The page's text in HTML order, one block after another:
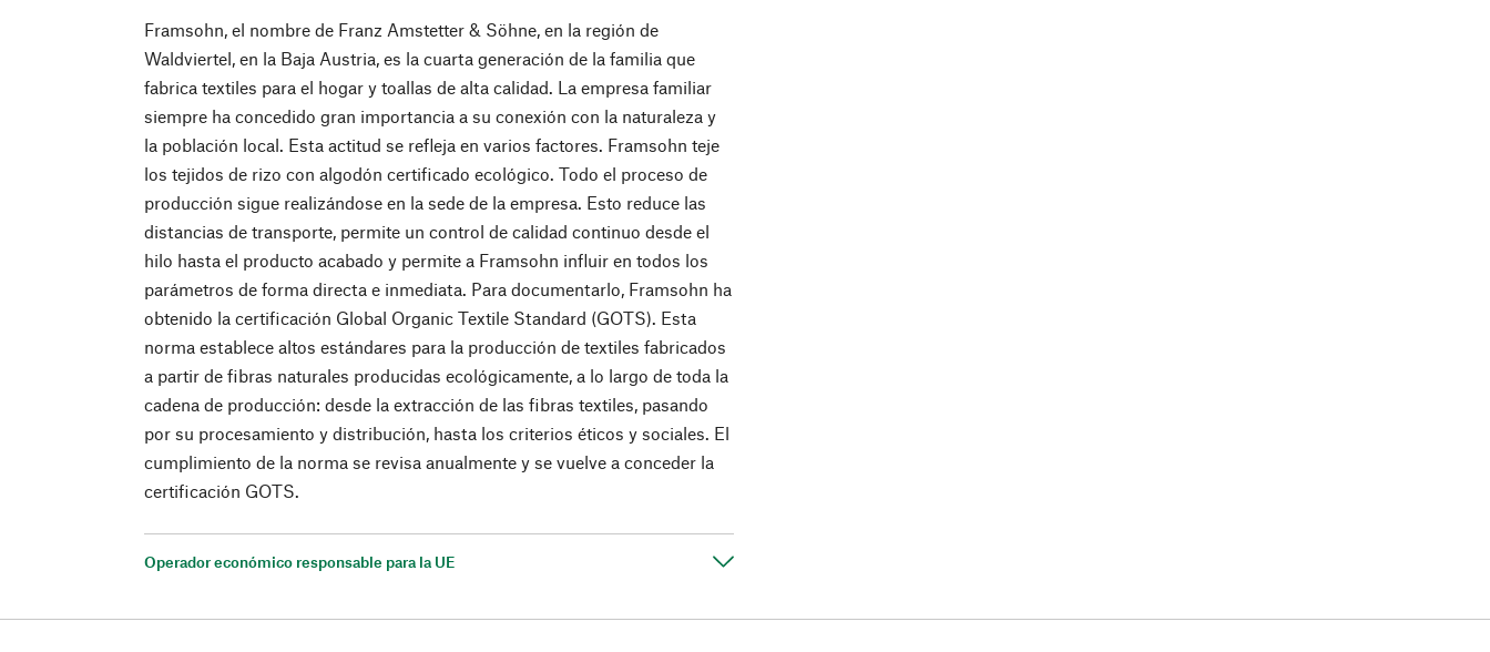
Framsohn, el nombre de Franz Amstetter & Söhne, en la región de
Waldviertel, en la Baja Austria, es la cuarta generación de la familia que
fabrica textiles para el hogar y toallas de alta calidad. La empresa familiar
siempre ha concedido gran importancia a su conexión con la naturaleza y
la población local. Esta actitud se refleja en varios factores. Framsohn teje
los tejidos de rizo con algodón certificado ecológico. Todo el proceso de
producción sigue realizándose en la sede de la empresa. Esto reduce las
distancias de transporte, permite un control de calidad continuo desde el
hilo hasta el producto acabado y permite a Framsohn influir en todos los
parámetros de forma directa e inmediata. Para documentarlo, Framsohn ha
obtenido la certificación Global Organic Textile Standard (GOTS). Esta
norma establece altos estándares para la producción de textiles fabricados
a partir de fibras naturales producidas ecológicamente, a lo largo de toda la
cadena de producción: desde la extracción de las fibras textiles, pasando
por su procesamiento y distribución, hasta los criterios éticos y sociales. El
cumplimiento de la norma se revisa anualmente y se vuelve a conceder la
certificación GOTS.
Operador económico responsable para la UE